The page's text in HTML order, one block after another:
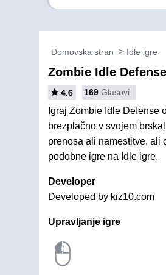
Domovska stran Idle igre
Zombie Idle Defense
4.6 169 Glasovi
Igraj Zombie Idle Defense
brezplačno v svojem
prenosa ali namestitve, ali
podobne igre na Idle igre.
Developer
Developed by kiz10.com
Upravljanje igre